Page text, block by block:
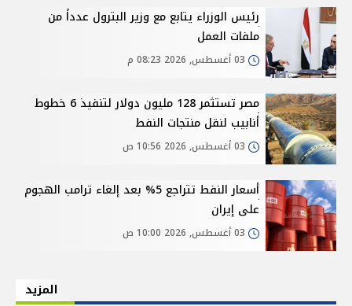
رئيس الوزراء يتابع مع وزير البترول عدداً من
ملفات العمل
مصر تستثمر 128 مليون دولار لتنفيذ 6 خطوط
أنابيب لنقل منتجات النفط
أسعار النفط تتراجع 5% بعد إلغاء ترامب الهجوم
على إيران
المزيد